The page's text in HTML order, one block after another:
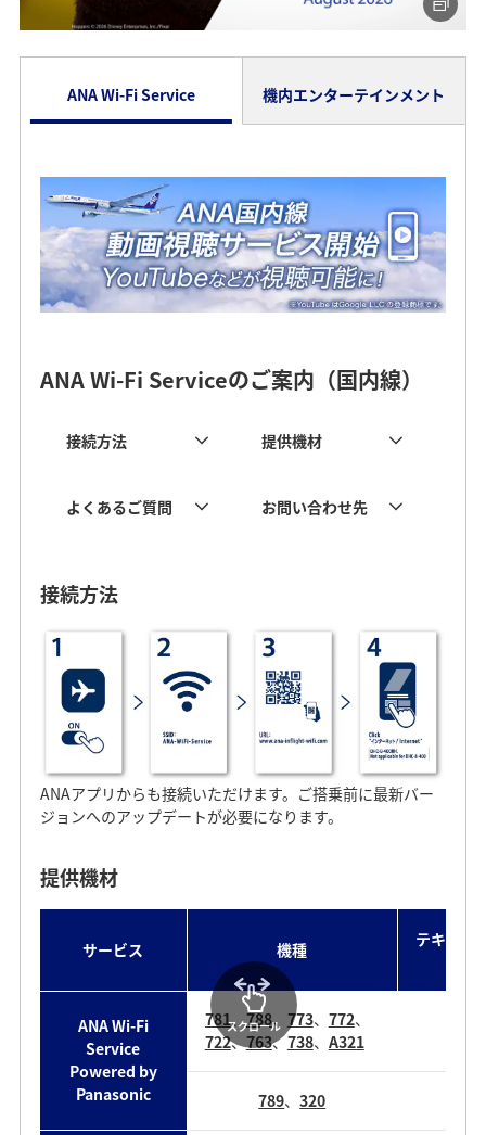
ANA Wi-Fi Service 機内エンターテインメント
ANA Wi-Fi Serviceのご案内（国内線）
接続方法 提供機材
よくあるご質問 お問い合わせ先
接続方法
ANAアプリからも接続いただけます。ご搭乗前に最新バー
ジョンへのアップデートが必要になります。
提供機材
サービス 機種
テキスト
ANA Wi-Fi
Service
Powered by
Panasonic
781、788、 773、 772、
722、763、738、 A321
789、320
スクロール